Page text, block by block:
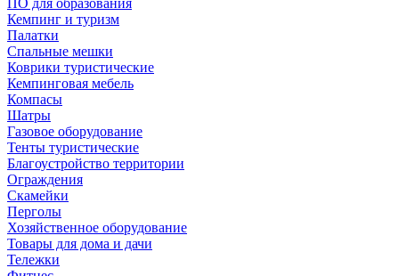
ПО для образования
Кемпинг и туризм
Палатки
Спальные мешки
Коврики туристические
Кемпинговая мебель
Компасы
Шатры
Газовое оборудование
Тенты туристические
Благоустройство территории
Ограждения
Скамейки
Перголы
Хозяйственное оборудование
Товары для дома и дачи
Тележки